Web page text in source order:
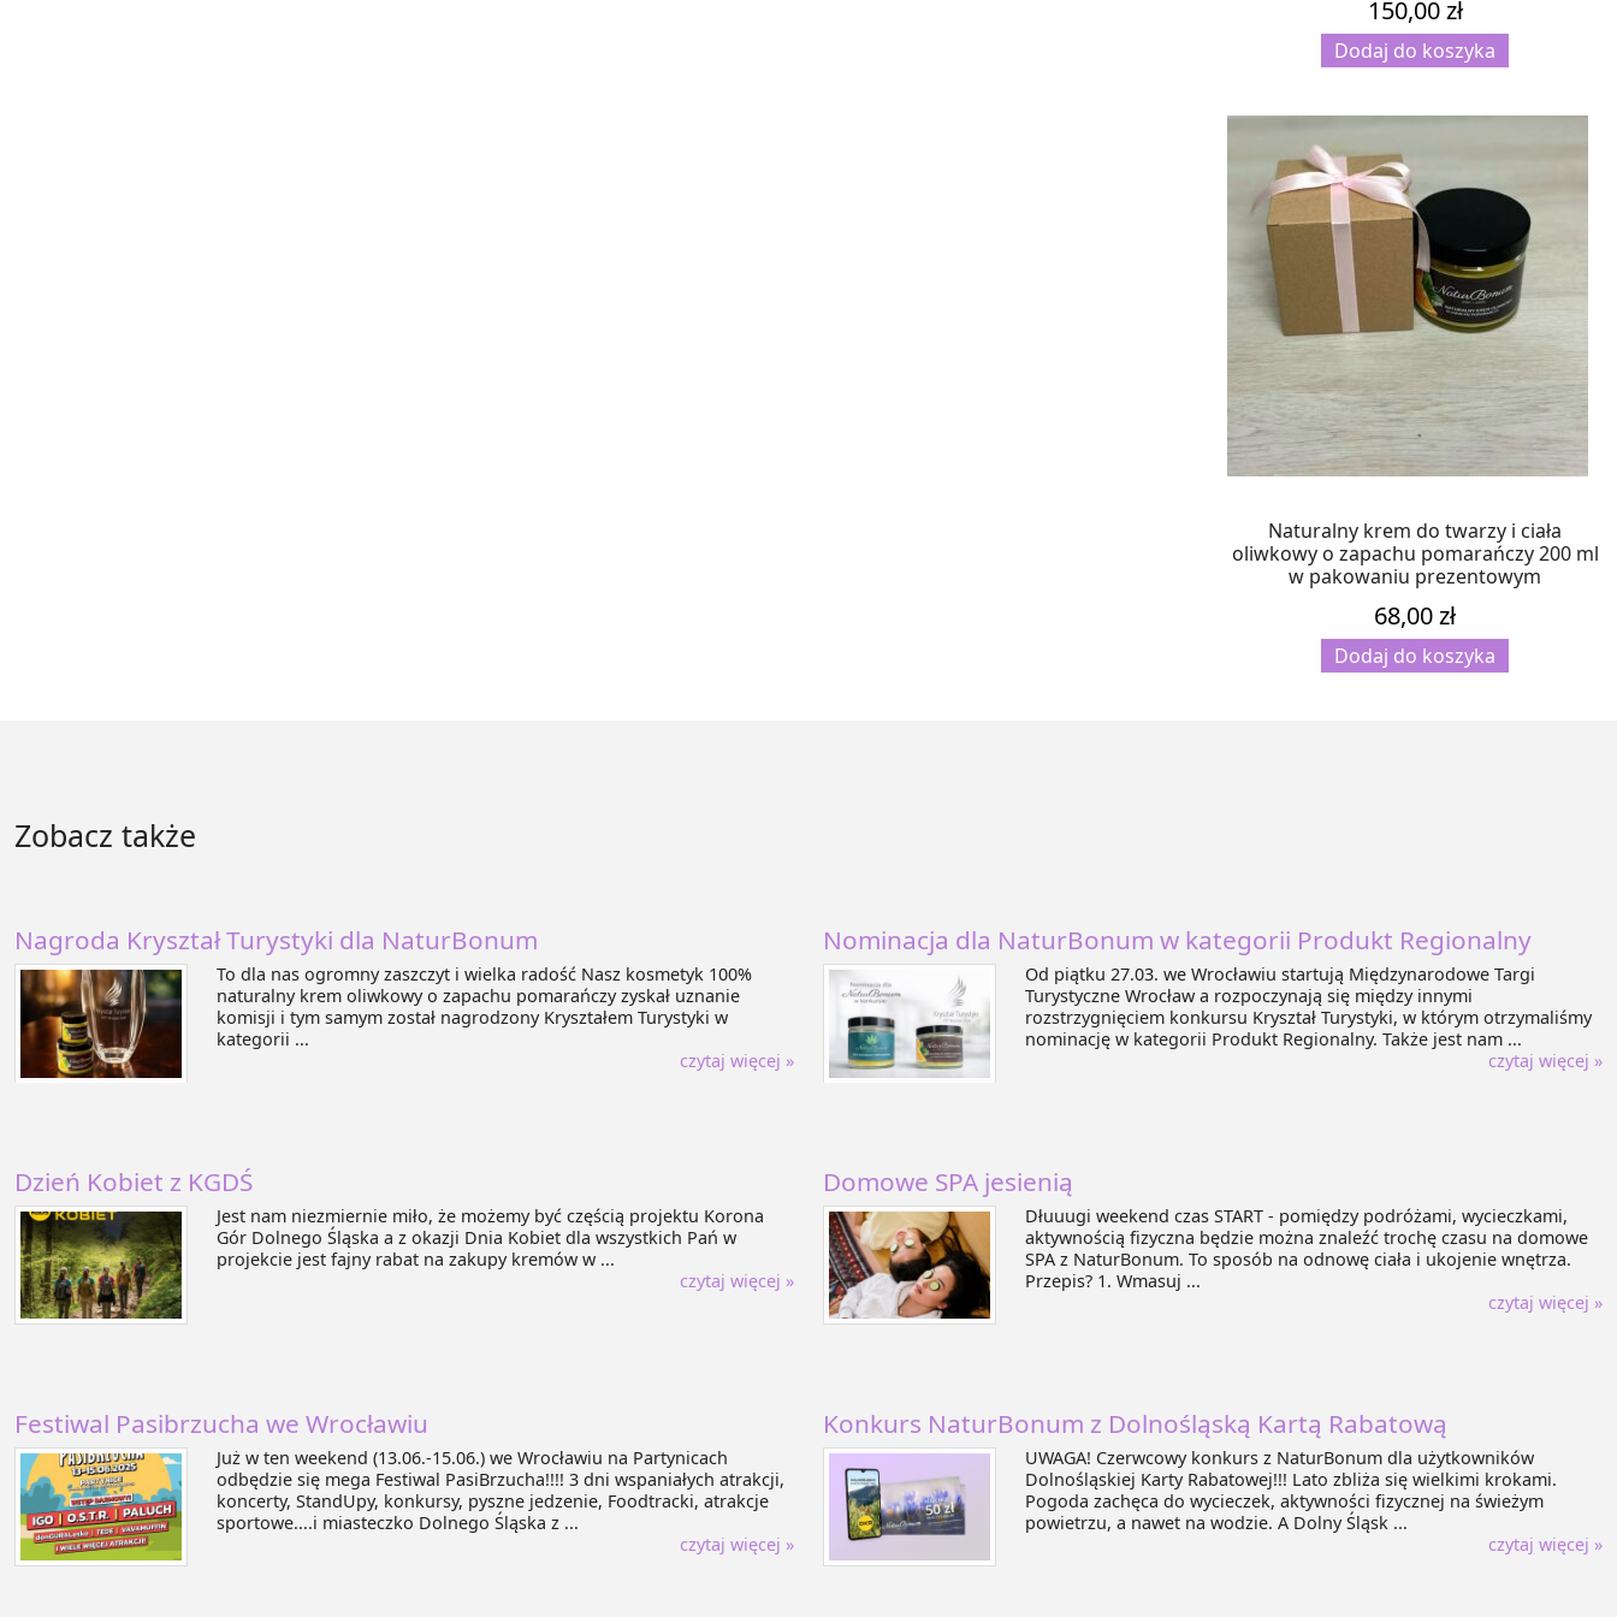
150,00zł
Dodaj do koszyka
Naturalny krem do twarzy i ciała
oliwkowy o zapachu pomarańczy 200 ml
w pakowaniu prezentowym
68,00zł
Dodaj do koszyka
Zobacz także
Nagroda Kryształ Turystyki dla NaturBonum
To dla nas ogromny zaszczyt i wielka radość Nasz kosmetyk 100%
naturalny krem oliwkowy o zapachu pomarańczy zyskał uznanie
komisji i tym samym został nagrodzony Kryształem Turystyki w
kategorii ...
czytaj więcej »
Nominacja dla NaturBonum w kategorii Produkt Regionalny
Od piątku 27.03. we Wrocławiu startują Międzynarodowe Targi
Turystyczne Wrocław a rozpoczynają się między innymi
rozstrzygnięciem konkursu Kryształ Turystyki, w którym otrzymaliśmy
nominację w kategorii Produkt Regionalny. Także jest nam ...
czytaj więcej »
Dzień Kobiet z KGDŚ
Jest nam niezmiernie miło, że możemy być częścią projektu Korona
Gór Dolnego Śląska a z okazji Dnia Kobiet dla wszystkich Pań w
projekcie jest fajny rabat na zakupy kremów w ...
czytaj więcej »
Domowe SPA jesienią
Dłuuugi weekend czas START - pomiędzy podróżami, wycieczkami,
aktywnością fizyczna będzie można znaleźć trochę czasu na domowe
SPA z NaturBonum. To sposób na odnowę ciała i ukojenie wnętrza.
Przepis? 1. Wmasuj ...
czytaj więcej »
Festiwal Pasibrzucha we Wrocławiu
Już w ten weekend (13.06.-15.06.) we Wrocławiu na Partynicach
odbędzie się mega Festiwal PasiBrzucha!!!! 3 dni wspaniałych atrakcji,
koncerty, StandUpy, konkursy, pyszne jedzenie, Foodtracki, atrakcje
sportowe....i miasteczko Dolnego Śląska z ...
czytaj więcej »
Konkurs NaturBonum z Dolnośląską Kartą Rabatową
UWAGA! Czerwcowy konkurs z NaturBonum dla użytkowników
Dolnośląskiej Karty Rabatowej!!! Lato zbliża się wielkimi krokami.
Pogoda zachęca do wycieczek, aktywności fizycznej na świeżym
powietrzu, a nawet na wodzie. A Dolny Śląsk ...
czytaj więcej »